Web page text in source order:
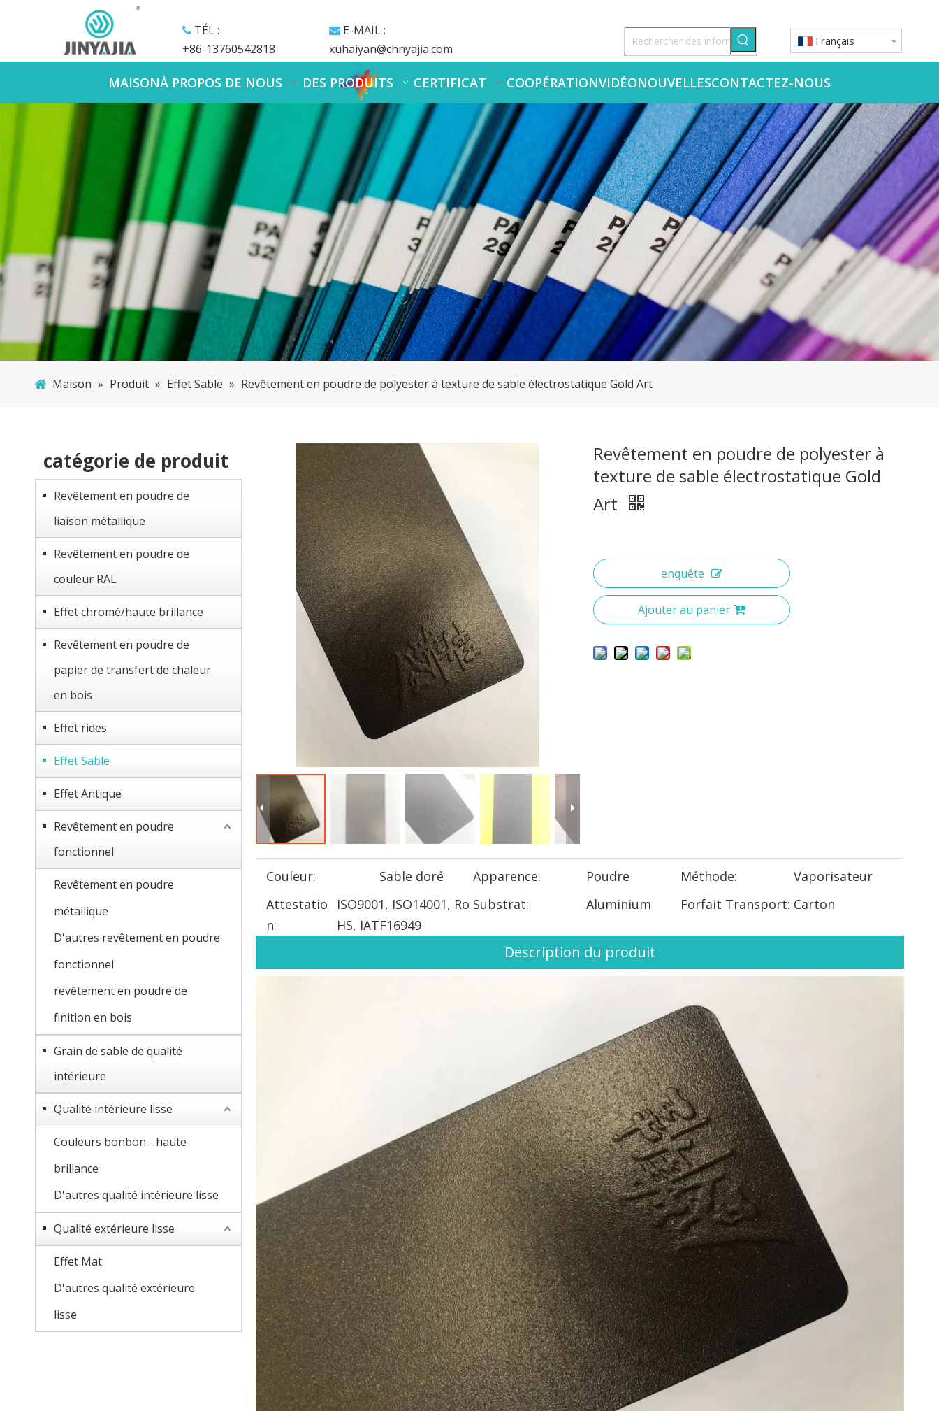
TÉL :
+86-13760542818
 E-MAIL :
xuhaiyan@chnyajia.com
Français
MAISONÀ PROPOS DE NOUS DES PRODUITS CERTIFICAT COOPÉRATIONVIDÉONOUVELLESCONTACTEZ-NOUS
Maison » Produit » Effet Sable » Revêtement en poudre de polyester à texture de sable électrostatique Gold Art
catégorie de produit
Revêtement en poudre de
liaison métallique
Revêtement en poudre de
couleur RAL
Effet chromé/haute brillance
Revêtement en poudre de
papier de transfert de chaleur
en bois
Effet rides
Effet Sable
Effet Antique
Revêtement en poudre
fonctionnel
Revêtement en poudre
métallique
D'autres revêtement en poudre
fonctionnel
revêtement en poudre de
finition en bois
Grain de sable de qualité
intérieure
Qualité intérieure lisse
Couleurs bonbon - haute
brillance
D'autres qualité intérieure lisse
Qualité extérieure lisse
Effet Mat
D'autres qualité extérieure
lisse
Revêtement en poudre de polyester à
texture de sable électrostatique Gold
Art
enquête
Ajouter au panier
Couleur: Sable doré Apparence: Poudre Méthode:
Vaporisateur
Attestatio
n:
ISO9001, ISO14001, Ro
HS, IATF16949
Substrat: Aluminium Forfait Transport: Carton
Description du produit